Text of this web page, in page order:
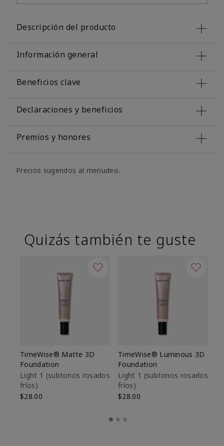
Descripción del producto
Información general
Beneficios clave
Declaraciones y beneficios
Premios y honores
Precios sugeridos al menudeo.
Quizás también te guste
TimeWise® Matte 3D
Foundation
Light 1​ (subtonos rosados
fríos)
$28.00
TimeWise® Luminous 3D
Foundation
Light 1​ (subtonos rosados
fríos)
$28.00